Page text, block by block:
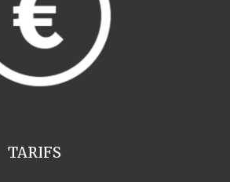
TARIFS